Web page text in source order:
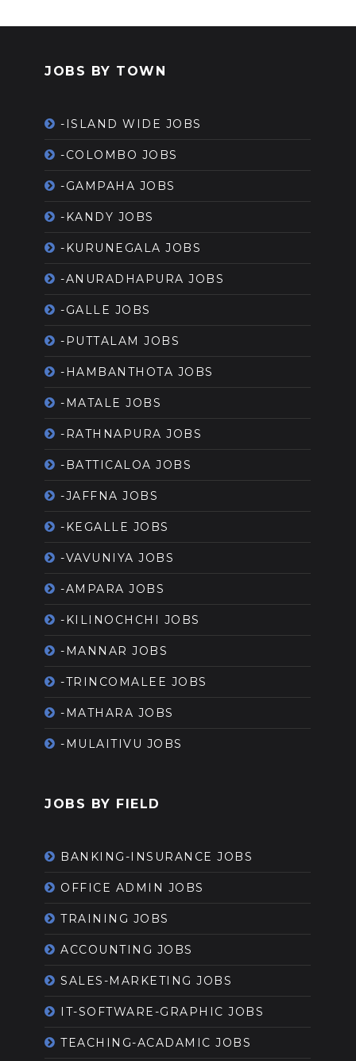
JOBS BY TOWN
-ISLAND WIDE JOBS
-COLOMBO JOBS
-GAMPAHA JOBS
-KANDY JOBS
-KURUNEGALA JOBS
-ANURADHAPURA JOBS
-GALLE JOBS
-PUTTALAM JOBS
-HAMBANTHOTA JOBS
-MATALE JOBS
-RATHNAPURA JOBS
-BATTICALOA JOBS
-JAFFNA JOBS
-KEGALLE JOBS
-VAVUNIYA JOBS
-AMPARA JOBS
-KILINOCHCHI JOBS
-MANNAR JOBS
-TRINCOMALEE JOBS
-MATHARA JOBS
-MULAITIVU JOBS
JOBS BY FIELD
BANKING-INSURANCE JOBS
OFFICE ADMIN JOBS
TRAINING JOBS
ACCOUNTING JOBS
SALES-MARKETING JOBS
IT-SOFTWARE-GRAPHIC JOBS
TEACHING-ACADAMIC JOBS